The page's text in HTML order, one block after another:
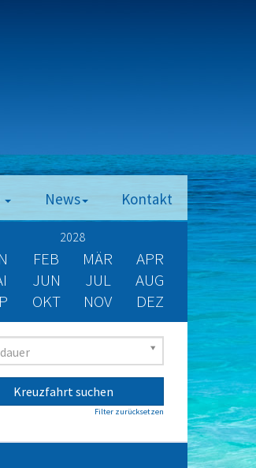
News Kontakt
2028
FEB MÄR
APR
JUN JUL
AUG
OKT NOV DEZ
Kreuzfahrt suchen
Filter zurücksetzen